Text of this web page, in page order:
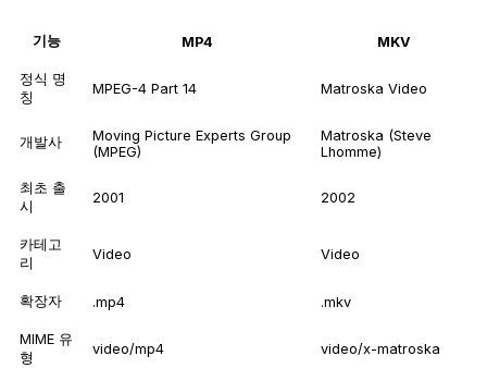
기능 MP4 MKV
정식 명
칭
MPEG-4 Part 14 Matroska Video
개발사
Moving Picture Experts Group
(MPEG)
Matroska (Steve
Lhomme)
최초 출
시
2001 2002
카테고
리
Video Video
확장자 .mp4 .mkv
MIME 유
형
video/mp4 video/x-matroska